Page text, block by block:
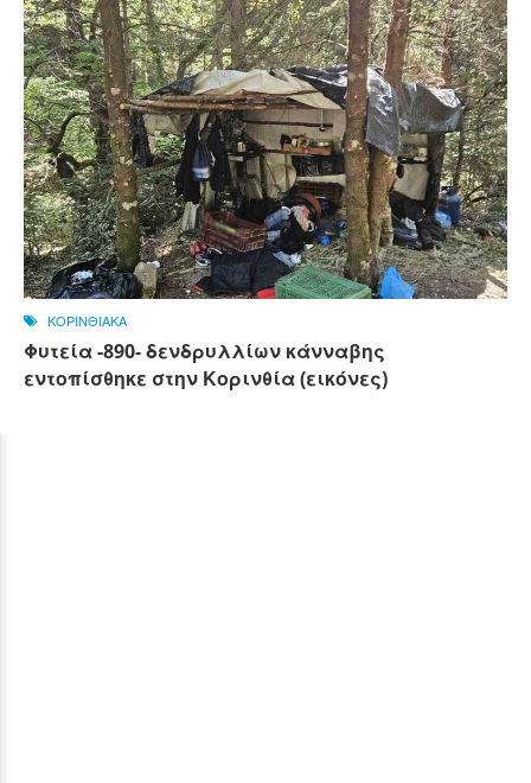
ΚΟΡΙΝΘΙΑΚΑ
Φυτεία -890- δενδρυλλίων κάνναβης
εντοπίσθηκε στην Κορινθία (εικόνες)